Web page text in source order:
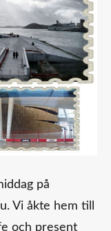
på
Vi åkte hem till
och present